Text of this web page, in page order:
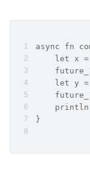
async fn
let x =
let y =
}